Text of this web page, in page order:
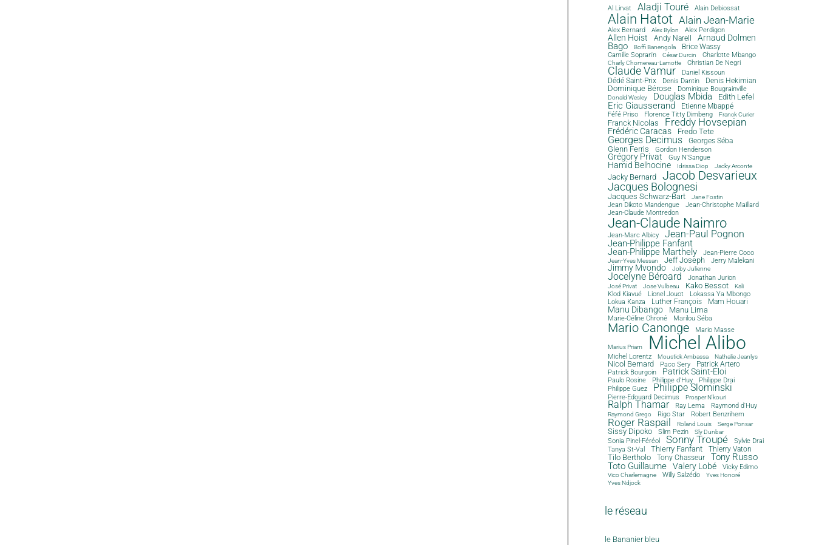
Al Lirvat Aladji Touré Alain Debiossat
Alain Hatot Alain Jean-Marie
Alex Bernard Alex Bylon Alex Perdigon
Allen Hoist Andy Narell Arnaud Dolmen
Bago Boffi Banengola
Brice Wassy
Camille Sopran'n
César Durcin Charlotte Mbango
Charly Chomereau-Lamotte Christian De Negri
Claude Vamur Daniel Kissoun
Dédé Saint-Prix Denis Dantin Denis Hekimian
Dominique Bérose Dominique Bougrainville
Donald Wesley Douglas Mbida Edith Lefel
Eric Giausserand Etienne Mbappé
Féfé Priso Florence Titty Dimbeng Franck Curier
Franck Nicolas Freddy Hovsepian
Frédéric Caracas Fredo Tete
Georges Decimus Georges Séba
Glenn Ferris Gordon Henderson
Grégory Privat Guy N'Sangue
Hamid Belhocine Idrissa Diop Jacky Arconte
Jacky Bernard Jacob Desvarieux
Jacques Bolognesi
Jacques Schwarz-Bart Jane Fostin
Jean Dikoto Mandengue
Jean-Christophe Maillard
Jean-Claude Montredon
Jean-Claude Naimro
Jean-Marc Albicy Jean-Paul Pognon
Jean-Philippe Fanfant
Jean-Philippe Marthely Jean-Pierre Coco
Jean-Yves Messan Jeff Joseph Jerry Malekani
Jimmy Mvondo Joby Julienne
Jocelyne Béroard Jonathan Jurion
José Privat Jose Vulbeau Kako Bessot Kali
Klod Kiavué Lionel Jouot
Lokassa Ya Mbongo
Lokua Kanza
Luther François Mam Houari
Manu Dibango Manu Lima
Marie-Céline Chroné Marilou Séba
Mario Canonge Mario Masse
Marius Priam Michel Alibo
Michel Lorentz Moustick Ambassa Nathalie Jeanlys
Nicol Bernard Paco Sery
Patrick Artero
Patrick Bourgoin
Patrick Saint-Eloi
Paulo Rosine Philippe d'Huy
Philippe Drai
Philippe Guez
Philippe Slominski
Pierre-Edouard Decimus Prosper N'kouri
Ralph Thamar Ray Lema Raymond d'Huy
Raymond Grego Rigo Star Robert Benzrihem
Roger Raspail Roland Louis Serge Ponsar
Sissy Dipoko Slim Pezin Sly Dunbar
Sonia Pinel-Féréol Sonny Troupé Sylvie Drai
Tanya St-Val Thierry Fanfant Thierry Vaton
Tilo Bertholo Tony Chasseur
Tony Russo
Toto Guillaume
Valery Lobé Vicky Edimo
Vico Charlemagne Willy Salzédo
Yves Honoré
Yves Ndjock
le réseau
le Bananier bleu